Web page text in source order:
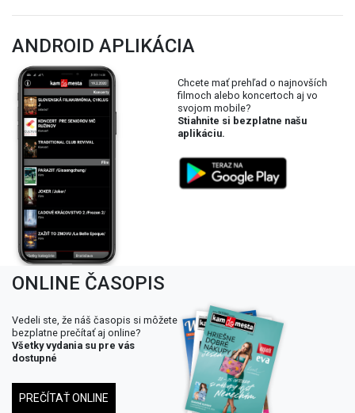
ANDROID APLIKÁCIA
Chcete mať prehľad o najnovších
filmoch alebo koncertoch aj vo
svojom mobile?
Stiahnite si bezplatne našu
aplikáciu.
ONLINE ČASOPIS
Vedeli ste, že náš časopis si môžete
bezplatne prečítať aj online?
Všetky vydania su pre vás
dostupné
PREČÍTAŤ ONLINE